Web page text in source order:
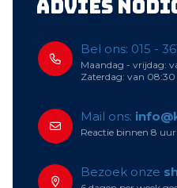
Advies
Bel ons: 015 -
Maandag - vrijdag:
Zaterdag: van
Mail ons:
Reactie binnen 8 uur
Bezoek onze